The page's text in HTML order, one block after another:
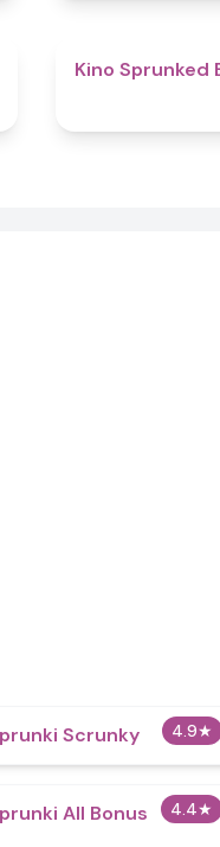
Kino Sprunked
4.9★
Scrunky
4.4★
All Bonus